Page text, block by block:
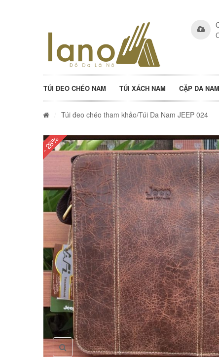
TÚI ĐEO CHÉO NAM TÚI XÁCH NAM CẶP DA NAM
Túi đeo chéo tham khảo/Túi Da Nam JEEP 024
- 28%